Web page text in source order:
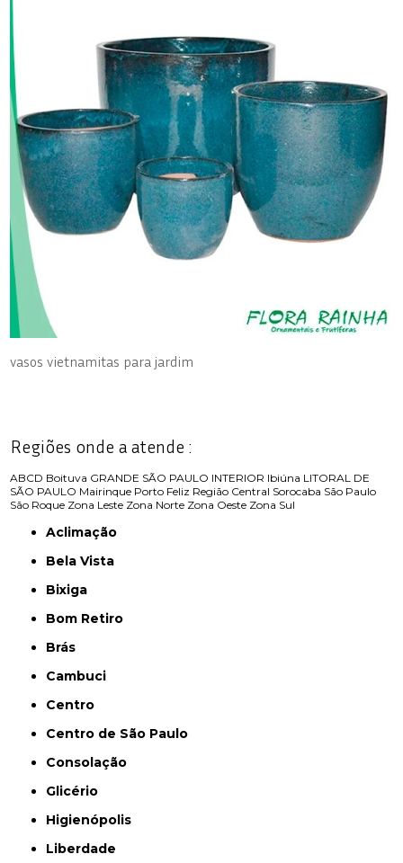
vasos vietnamitas para jardim
Regiões onde a atende :
ABCD Boituva GRANDE SÃO PAULO INTERIOR Ibiúna LITORAL DE
SÃO PAULO Mairinque Porto Feliz Região Central Sorocaba São Paulo
São Roque Zona Leste Zona Norte Zona Oeste Zona Sul
Aclimação
Bela Vista
Bixiga
Bom Retiro
Brás
Cambuci
Centro
Centro de São Paulo
Consolação
Glicério
Higienópolis
Liberdade